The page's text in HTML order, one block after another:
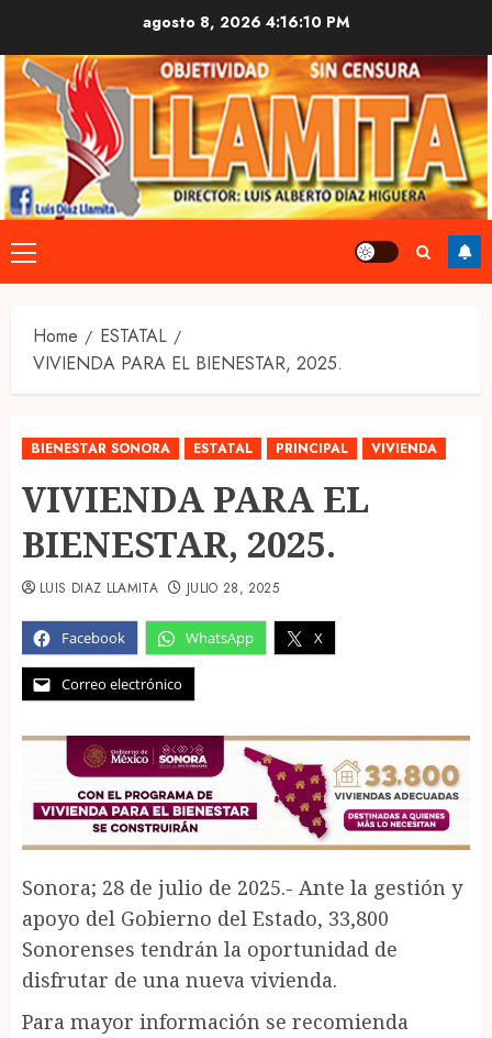
content
agosto 8, 2026 4:16:10 PM
Primary
Menu
Home
ESTATAL
VIVIENDA PARA EL BIENESTAR, 2025.
BIENESTAR SONORA ESTATAL PRINCIPAL VIVIENDA
VIVIENDA PARA EL
BIENESTAR, 2025.
Facebook WhatsApp X
Correo electrónico
LUIS DIAZ LLAMITA JULIO 28, 2025
Sonora; 28 de julio de 2025.- Ante la gestión y
apoyo del Gobierno del Estado, 33,800
Sonorenses tendrán la oportunidad de
disfrutar de una nueva vivienda.
Para mayor información se recomienda